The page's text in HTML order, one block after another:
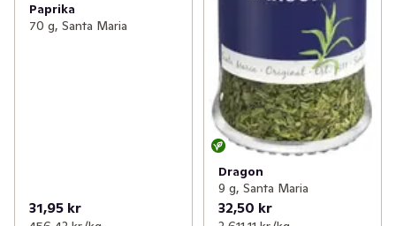
Paprika
70 g, Santa Maria
31,95 kr
Dragon
9 g, Santa Maria
32,50 kr